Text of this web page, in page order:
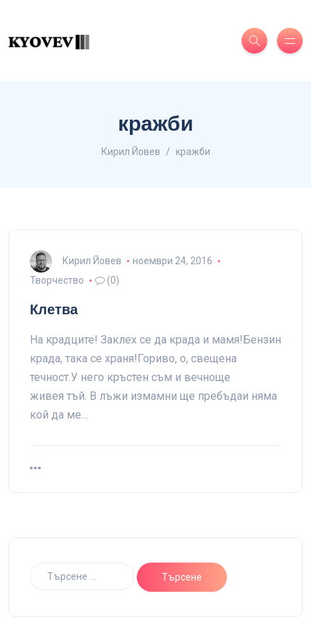
кражби
Кирил Йовев кражби
Кирил Йовев
ноември 24, 2016
Творчество
(0)
Клетва
На крадците! Заклех се да крада и мамя!Бензин
крада, така се храня!Гориво, о, свещена
течност.У него кръстен съм и вечноще
живея тъй. В лъжи измамни ще пребъдаи няма
кой да ме…